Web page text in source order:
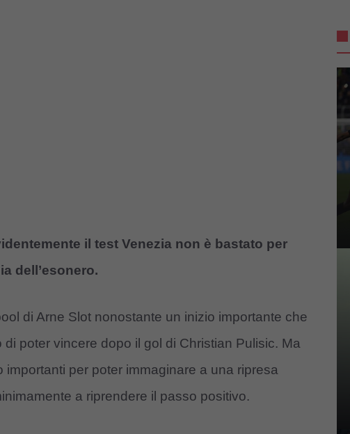
il test Venezia non è bastato per
dell’esonero.
di Arne Slot nonostante un inizio importante che
poter vincere dopo il gol di Christian Pulisic. Ma
per poter immaginare a una ripresa
a riprendere il passo positivo.